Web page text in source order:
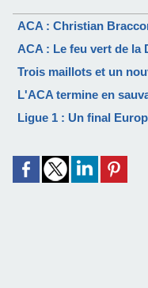
ACA : Christian
ACA : Le feu vert de la
Trois maillots et un
L'ACA termine en
Ligue 1 : Un final